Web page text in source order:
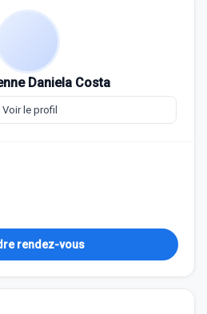
Daniela Costa
Voir le profil
rendez-vous